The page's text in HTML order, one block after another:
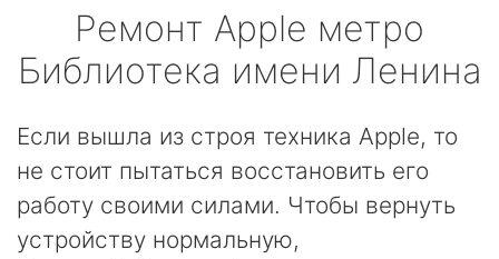
Ремонт Apple метро
Библиотека имени Ленина
Если вышла из строя техника Apple, то
не стоит пытаться восстановить его
работу своими силами. Чтобы вернуть
устройству нормальную,